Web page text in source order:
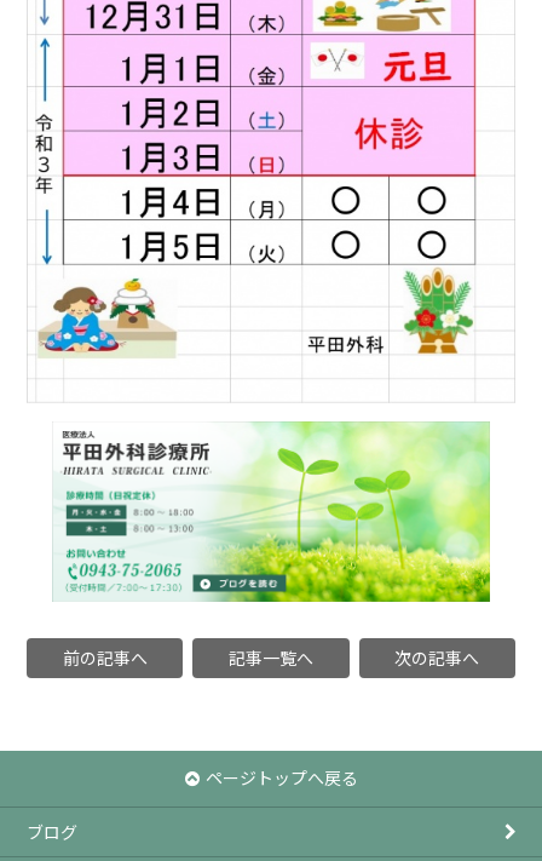
前の記事へ 記事一覧へ 次の記事へ
ページトップへ戻る
ブログ